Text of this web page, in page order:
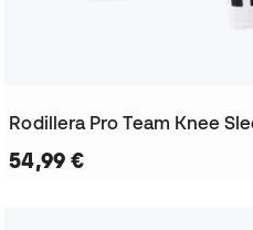
Rodillera Pro Team Knee
54,99 €